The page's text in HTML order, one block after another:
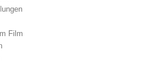
Film